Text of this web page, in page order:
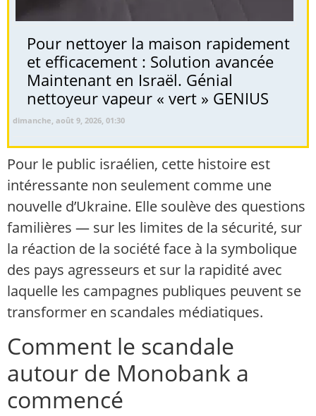
Pour nettoyer la maison rapidement
et efficacement : Solution avancée
Maintenant en Israël. Génial
nettoyeur vapeur « vert » GENIUS
dimanche, août 9, 2026, 01:30
Pour le public israélien, cette histoire est
intéressante non seulement comme une
nouvelle d’Ukraine. Elle soulève des questions
familières — sur les limites de la sécurité, sur
la réaction de la société face à la symbolique
des pays agresseurs et sur la rapidité avec
laquelle les campagnes publiques peuvent se
transformer en scandales médiatiques.
Comment le scandale
autour de Monobank a
commencé